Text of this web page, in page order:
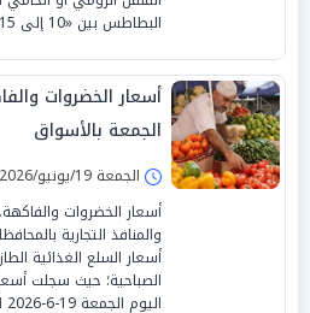
البطاطس بين «10 إلى 15 جنيهاً».
الجمعة بالأسواق
الجمعة 19/يونيو/2026 - 08:00 ص
أسعار الخضروات
والمنافذ التجارية
أسعار السلع الغذائية
الصباحية؛ حيث سجلت